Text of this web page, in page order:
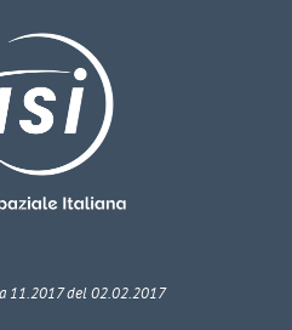
11.2017 del 02.02.2017